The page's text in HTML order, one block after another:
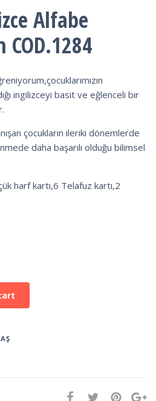
Alfabe
ingilizceyi basit ve eğlenceli bir
çocukların ileriki dönemlerde
daha başarılı olduğu bilimsel
harf kartı,6 Telafuz kartı,2